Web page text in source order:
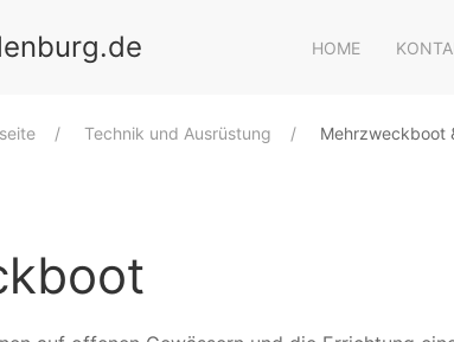
HOME
Technik und Ausrüstung Mehrzweckboot